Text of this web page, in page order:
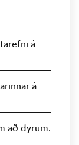
á
á
að dyrum.